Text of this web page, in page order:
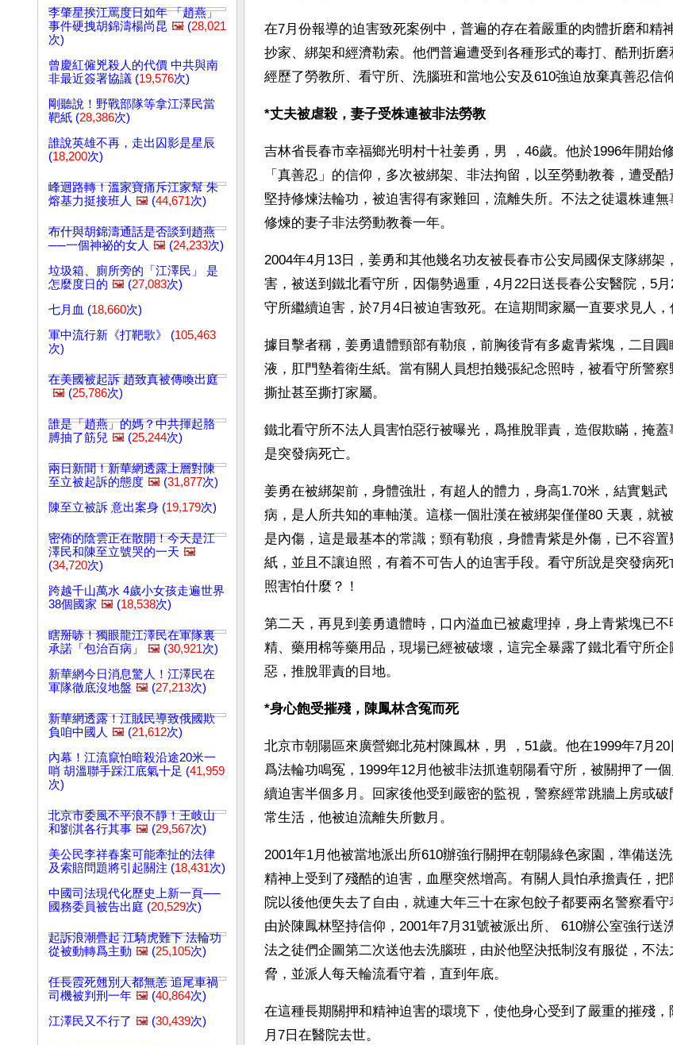
李肇星挨江罵度日如年 「趙燕」
事件硬拽胡錦濤楊尚昆 🖼️ (28,021
次)
曾慶紅僱兇殺人的代價 中共與南
非最近簽署協議 (19,576次)
剛聽說！野戰部隊等拿江澤民當
靶紙 (28,386次)
誰說英雄不再，走出囚影是星辰
(18,200次)
峰迴路轉！溫家寶痛斥江家幫 朱
熔基力挺接班人 🖼️ (44,671次)
布什與胡錦濤通話是否談到趙燕
──一個神祕的女人 🖼️ (24,233次)
垃圾箱、廁所旁的「江澤民」 是
怎麼度日的 🖼️ (27,083次)
七月血 (18,660次)
軍中流行新《打靶歌》 (105,463
次)
在美國被起訴 趙致真被傳喚出庭
🖼️ (25,786次)
誰是「趙燕」的媽？中共揮起胳
膊抽了筋兒 🖼️ (25,244次)
兩日新聞！新華網透露上層對陳
至立被起訴的態度 🖼️ (31,877次)
陳至立被訴 意出案身 (19,179次)
密佈的陰雲正在散開！今天是江
澤民和陳至立號哭的一天 🖼️
(34,720次)
跨越千山萬水 4歲小女孩走遍世界
38個國家 🖼️ (18,538次)
瞎掰哧！獨眼龍江澤民在軍隊裏
承諾「包治百病」
🖼️ (30,921次)
新華網今日消息驚人！江澤民在
軍隊徹底沒地盤 🖼️ (27,213次)
新華網透露！江賊民導致俄國欺
負咱中國人 🖼️ (21,612次)
內幕！江流竄怕暗殺沿途20米一
哨 胡溫聯手踩江底氣十足 (41,959
次)
北京市委風不平浪不靜！王岐山
和劉淇各行其事 🖼️ (29,567次)
美公民李祥春案可能牽扯的法律
及索賠問題將引起關注 (18,431次)
中國司法現代化歷史上新一頁──
國務委員被告出庭 (20,529次)
起訴浪潮疊起 江騎虎難下 法輪功
從被動轉爲主動 🖼️ (25,105次)
任長霞死翹別人都無恙 追尾車禍
司機被判刑一年 🖼️ (40,864次)
江澤民又不行了 🖼️ (30,439次)
在7月份報導的迫害致死案例中，普遍的存在着嚴重的肉體折磨和精
抄家、綁架和經濟勒索。他們普遍遭受到各種形式的毒打、酷刑折磨
經歷了勞教所、看守所、洗腦班和當地公安及610強迫放棄真善忍信
*丈夫被虐殺，妻子受株連被非法勞教
吉林省長春市幸福鄉光明村十社姜勇，男 ，46歲。他於1996年開始
「真善忍」的信仰，多次被綁架、非法拘留，以至勞動教養，遭受
堅持修煉法輪功，被迫害得有家難回，流離失所。不法之徒還株連
修煉的妻子非法勞動教養一年。
2004年4月13日，姜勇和其他幾名功友被長春市公安局國保支隊綁架
害，被送到鐵北看守所，因傷勢過重，4月22日送長春公安醫院，5
守所繼續迫害，於7月4日被迫害致死。在這期間家屬一直要求見人，
據目擊者稱，姜勇遺體頸部有勒痕，前胸後背有多處青紫塊，二目圓
液，肛門墊着衛生紙。當有關人員想拍幾張紀念照時，被看守所警察
撕扯甚至撕打家屬。
鐵北看守所不法人員害怕惡行被曝光，爲推脫罪責，造假欺瞞，掩
是突發病死亡。
姜勇在被綁架前，身體強壯，有超人的體力，身高1.70米，結實魁
病，是人所共知的車軸漢。這樣一個壯漢在被綁架僅僅80 天裏，就
是內傷，這是最基本的常識；頸有勒痕，身體青紫是外傷，已不容
紙，並且不讓迫照，有着不可告人的迫害手段。看守所說是突發病
照害怕什麼？！
第二天，再見到姜勇遺體時，口內溢血已被處理掉，身上青紫塊已
精、藥用棉等藥用品，現場已經被破壞，這完全暴露了鐵北看守所
惡，推脫罪責的目地。
*身心飽受摧殘，陳鳳林含冤而死
北京市朝陽區來廣營鄉北苑村陳鳳林，男 ，51歲。他在1999年7月
爲法輪功鳴冤，1999年12月他被非法抓進朝陽看守所，被關押了一
續迫害半個多月。回家後他受到嚴密的監視，警察經常跳牆上房或
常生活，他被迫流離失所數月。
2001年1月他被當地派出所610辦強行關押在朝陽綠色家園，準備送
精神上受到了殘酷的迫害，血壓突然增高。有關人員怕承擔責任，
院以後他便失去了自由，就連大年三十在家包餃子都要兩名警察看守
由於陳鳳林堅持信仰，2001年7月31號被派出所、 610辦公室強行送
法之徒們企圖第二次送他去洗腦班，由於他堅決抵制沒有服從，不
脅，並派人每天輪流看守着，直到年底。
在這種長期關押和精神迫害的環境下，使他身心受到了嚴重的摧殘
月7日在醫院去世。